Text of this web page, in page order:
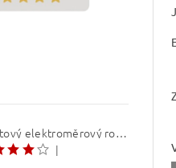
Plastový elektroměrový rozvaděč ER 212 NVP7P 40A QM (3f 1/2 S) 1bod. (O3/4)
|